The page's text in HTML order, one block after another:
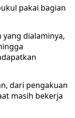
pakai bagian
dialaminya,
dari pengakuan
masih bekerja